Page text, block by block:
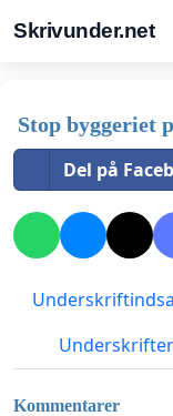
Skrivunder.net
Stop byggeriet
Del på
Underskrifter
Kommentarer